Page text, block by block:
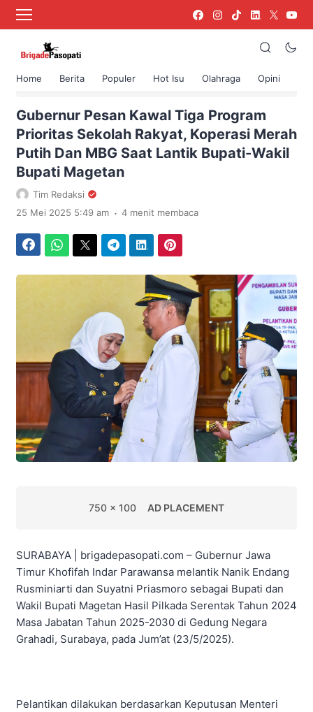
Home Berita Populer Hot Isu Olahraga Opini
›
Gubernur Pesan Kawal Tiga Program
Prioritas Sekolah Rakyat, Koperasi Merah
Putih Dan MBG Saat Lantik Bupati-Wakil
Bupati Magetan
Tim Redaksi
25 Mei 2025 5:49 am . 4 menit membaca
750 x 100 AD PLACEMENT
SURABAYA | brigadepasopati.com – Gubernur Jawa
Timur Khofifah Indar Parawansa melantik Nanik Endang
Rusminiarti dan Suyatni Priasmoro sebagai Bupati dan
Wakil Bupati Magetan Hasil Pilkada Serentak Tahun 2024
Masa Jabatan Tahun 2025-2030 di Gedung Negara
Grahadi, Surabaya, pada Jum’at (23/5/2025).
Pelantikan dilakukan berdasarkan Keputusan Menteri